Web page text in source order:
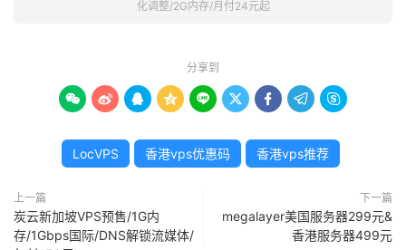
化调整/2G内存/月付24元起
分享到
        
LocVPS 香港vps优惠码 香港vps推荐
上一篇
炭云新加坡VPS预售/1G内
存/1Gbps国际/DNS解锁流媒体/
下一篇
megalayer美国服务器299元&
香港服务器499元